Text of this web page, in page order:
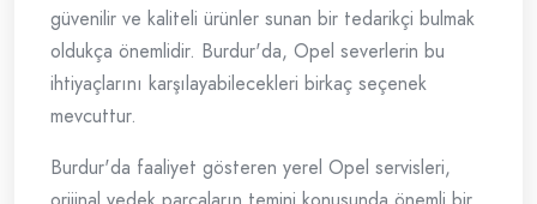
güvenilir ve kaliteli ürünler sunan bir tedarikçi bulmak
oldukça önemlidir. Burdur'da, Opel severlerin bu
ihtiyaçlarını karşılayabilecekleri birkaç seçenek
mevcuttur.
Burdur'da faaliyet gösteren yerel Opel servisleri,